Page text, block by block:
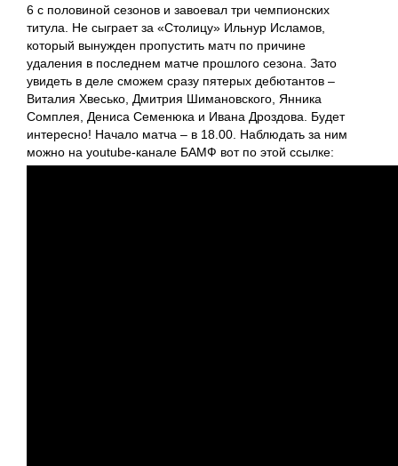
6 с половиной сезонов и завоевал три чемпионских
титула. Не сыграет за «Столицу» Ильнур Исламов,
который вынужден пропустить матч по причине
удаления в последнем матче прошлого сезона. Зато
увидеть в деле сможем сразу пятерых дебютантов –
Виталия Хвесько, Дмитрия Шимановского, Янника
Сомплея, Дениса Семенюка и Ивана Дроздова. Будет
интересно! Начало матча – в 18.00. Наблюдать за ним
можно на youtube-канале БАМФ вот по этой ссылке: